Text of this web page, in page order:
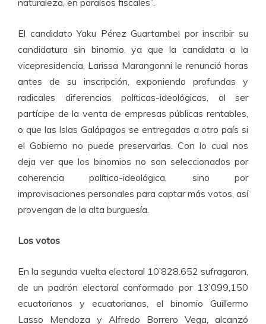
naturaleza, en paraísos fiscales”.
El candidato Yaku Pérez Guartambel por inscribir su
candidatura sin binomio, ya que la candidata a la
vicepresidencia, Larissa Marangonni le renunció horas
antes de su inscripción, exponiendo profundas y
radicales diferencias políticas-ideológicas, al ser
partícipe de la venta de empresas públicas rentables,
o que las Islas Galápagos se entregadas a otro país si
el Gobierno no puede preservarlas. Con lo cual nos
deja ver que los binomios no son seleccionados por
coherencia político-ideológica, sino por
improvisaciones personales para captar más votos, así
provengan de la alta burguesía.
Los votos
En la segunda vuelta electoral 10’828.652 sufragaron,
de un padrón electoral conformado por 13’099,150
ecuatorianos y ecuatorianas, el binomio Guillermo
Lasso Mendoza y Alfredo Borrero Vega, alcanzó